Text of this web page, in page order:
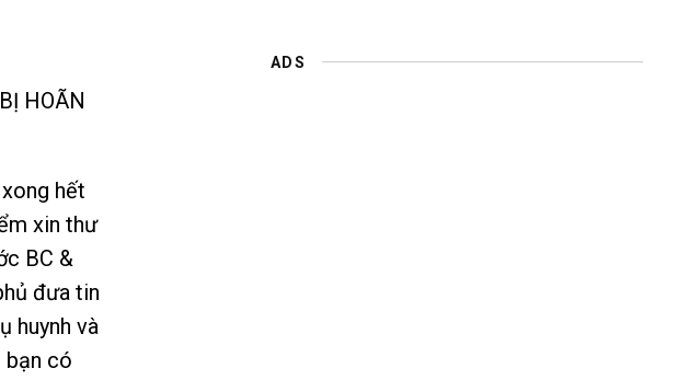
HOÃN
hết
xin thư
BC &
đưa tin
huynh và
bạn có
ADS